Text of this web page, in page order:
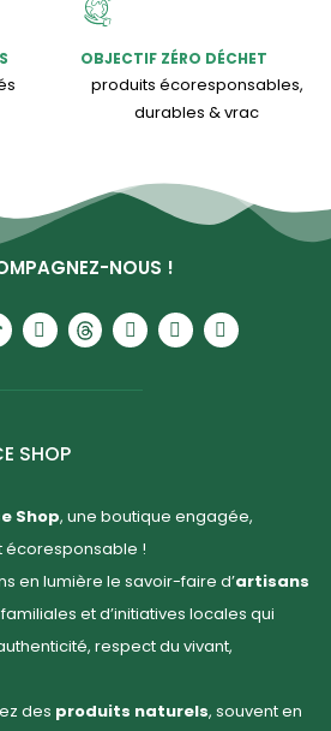
OBJECTIF ZÉRO DÉCHET
produits écoresponsables,
durables & vrac
NOUS !
SHOP
Shop, une boutique engagée,
écoresponsable !
en lumière le savoir-faire d’artisans
et d’initiatives locales qui
respect du vivant,
des produits naturels, souvent en